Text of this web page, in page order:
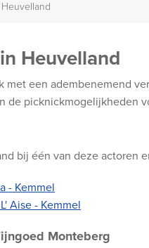
Heuvelland
met een adembenemend
de picknickmogelijkheden
bij één van deze actoren
- Kemmel
Aise - Kemmel
Monteberg